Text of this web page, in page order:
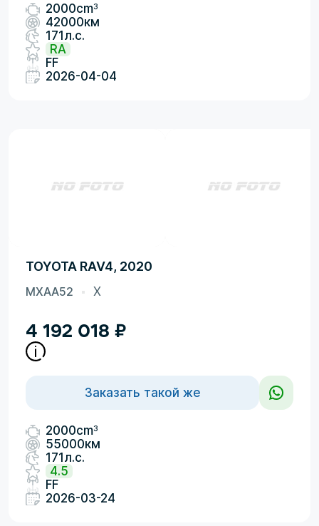
2000cm3
42000км
171л.с.
RA
FF
2026-04-04
TOYOTA RAV4, 2020
MXAA52 X
4 192 018 ₽
Заказать такой же
2000cm3
55000км
171л.с.
4.5
FF
2026-03-24